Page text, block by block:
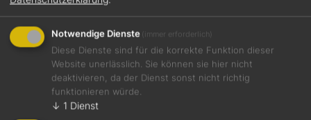
Jetzt teilen
Notwendige Dienste (immer erforderlich)
Diese Dienste sind für die korrekte Funktion dieser
Website unerlässlich. Sie können sie hier nicht
deaktivieren, da der Dienst sonst nicht richtig
funktionieren würde.
↓ 1 Dienst